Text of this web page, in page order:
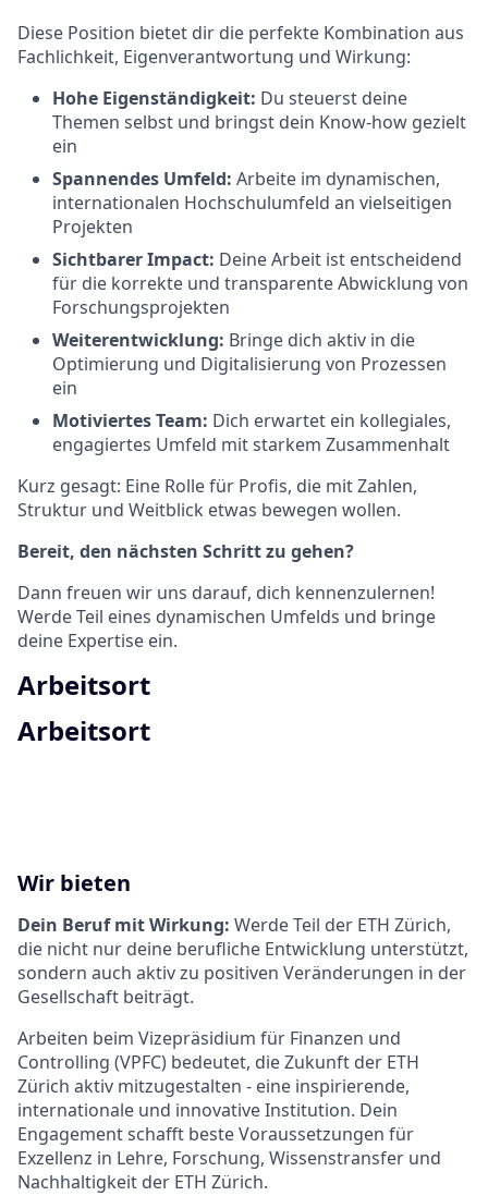
Diese Position bietet dir die perfekte Kombination aus
Fachlichkeit, Eigenverantwortung und Wirkung:
Hohe Eigenständigkeit: Du steuerst deine
Themen selbst und bringst dein Know-how gezielt
ein
Spannendes Umfeld: Arbeite im dynamischen,
internationalen Hochschulumfeld an vielseitigen
Projekten
Sichtbarer Impact: Deine Arbeit ist entscheidend
für die korrekte und transparente Abwicklung von
Forschungsprojekten
Weiterentwicklung: Bringe dich aktiv in die
Optimierung und Digitalisierung von Prozessen
ein
Motiviertes Team: Dich erwartet ein kollegiales,
engagiertes Umfeld mit starkem Zusammenhalt
Kurz gesagt: Eine Rolle für Profis, die mit Zahlen,
Struktur und Weitblick etwas bewegen wollen.
Bereit, den nächsten Schritt zu gehen?
Dann freuen wir uns darauf, dich kennenzulernen!
Werde Teil eines dynamischen Umfelds und bringe
deine Expertise ein.
Arbeitsort
Arbeitsort
Wir bieten
Dein Beruf mit Wirkung: Werde Teil der ETH Zürich,
die nicht nur deine berufliche Entwicklung unterstützt,
sondern auch aktiv zu positiven Veränderungen in der
Gesellschaft beiträgt.
Arbeiten beim Vizepräsidium für Finanzen und
Controlling (VPFC) bedeutet, die Zukunft der ETH
Zürich aktiv mitzugestalten - eine inspirierende,
internationale und innovative Institution. Dein
Engagement schafft beste Voraussetzungen für
Exzellenz in Lehre, Forschung, Wissenstransfer und
Nachhaltigkeit der ETH Zürich.